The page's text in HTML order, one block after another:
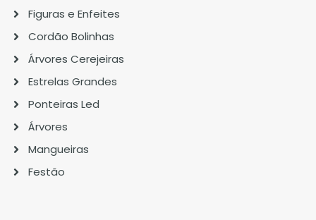
Figuras e Enfeites
Cordão Bolinhas
Árvores Cerejeiras
Estrelas Grandes
Ponteiras Led
Árvores
Mangueiras
Festão